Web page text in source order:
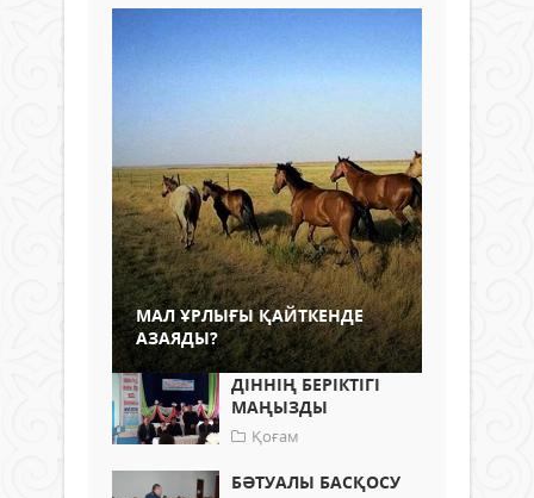
МАЛ ҰРЛЫҒЫ ҚАЙТКЕНДЕ
АЗАЯДЫ?
ДІННІҢ БЕРІКТІГІ
МАҢЫЗДЫ
Қоғам
БӘТУАЛЫ БАСҚОСУ